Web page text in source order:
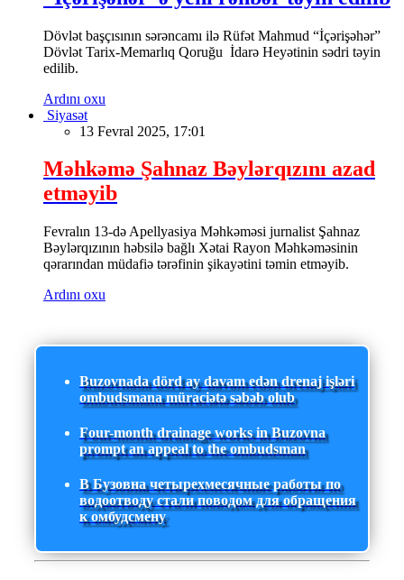
Dövlət başçısının sərəncamı ilə Rüfət Mahmud “İçərişəhər”
Dövlət Tarix-Memarlıq Qoruğu İdarə Heyətinin sədri təyin
edilib.
Ardını oxu
Siyasət
13 Fevral 2025, 17:01
Məhkəmə Şahnaz Bəylərqızını azad
etməyib
Fevralın 13-də Apellyasiya Məhkəməsi jurnalist Şahnaz
Bəylərqızının həbsilə bağlı Xətai Rayon Məhkəməsinin
qərarından müdafiə tərəfinin şikayətini təmin etməyib.
Ardını oxu
Buzovnada dörd ay davam edən drenaj işləri
ombudsmana müraciətə səbəb olub
Four-month drainage works in Buzovna
prompt an appeal to the ombudsman
В Бузовна четырехмесячные работы по
водоотводу стали поводом для обращения
к омбудсмену